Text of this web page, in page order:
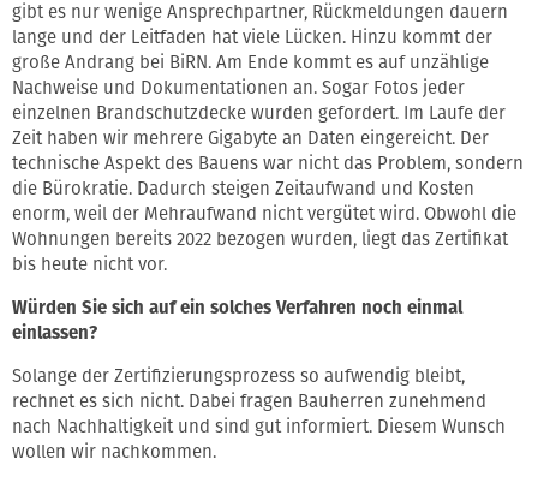
gibt es nur wenige Ansprechpartner, Rückmeldungen dauern
lange und der Leitfaden hat viele Lücken. Hinzu kommt der
große Andrang bei BiRN. Am Ende kommt es auf unzählige
Nachweise und Dokumentationen an. Sogar Fotos jeder
einzelnen Brandschutzdecke wurden gefordert. Im Laufe der
Zeit haben wir mehrere Gigabyte an Daten eingereicht. Der
technische Aspekt des Bauens war nicht das Problem, sondern
die Bürokratie. Dadurch steigen Zeitaufwand und Kosten
enorm, weil der Mehraufwand nicht vergütet wird. Obwohl die
Wohnungen bereits 2022 bezogen wurden, liegt das Zertifikat
bis heute nicht vor.
Würden Sie sich auf ein solches Verfahren noch einmal
einlassen?
Solange der Zertifizierungsprozess so aufwendig bleibt,
rechnet es sich nicht. Dabei fragen Bauherren zunehmend
nach Nachhaltigkeit und sind gut informiert. Diesem Wunsch
wollen wir nachkommen.